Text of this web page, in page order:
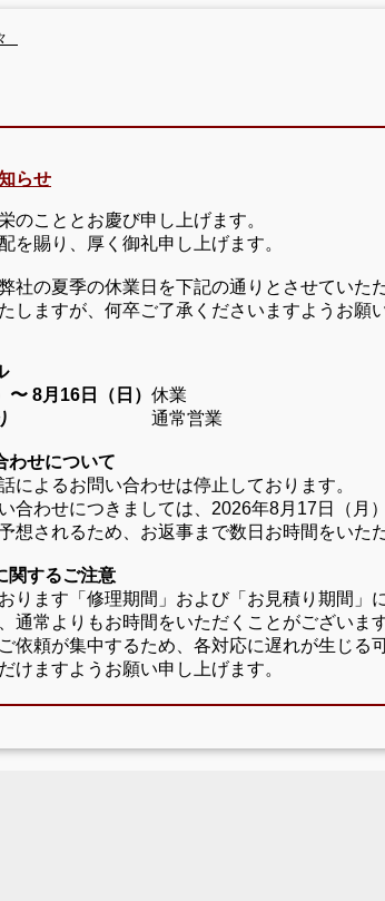
らせ
のこととお慶び申し上げます。
を賜り、厚く御礼申し上げます。
社の夏季の休業日を下記の通りとさせていた
しますが、何卒ご了承くださいますようお願
〜 8月16日（日） 休業
通常営業
わせについて
によるお問い合わせは停止しております。
合わせにつきましては、2026年8月17日（月
想されるため、お返事まで数日お時間をいた
関するご注意
ります「修理期間」および「お見積り期間」
通常よりもお時間をいただくことがございます
依頼が集中するため、各対応に遅れが生じる
けますようお願い申し上げます。